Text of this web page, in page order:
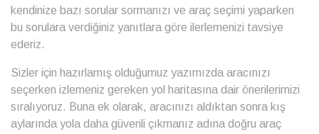
kendinize bazı sorular sormanızı ve araç seçimi yaparken
bu sorulara verdiğiniz yanıtlara göre ilerlemenizi tavsiye
ederiz.
Sizler için hazırlamış olduğumuz yazımızda aracınızı
seçerken izlemeniz gereken yol haritasına dair önerilerimizi
sıralıyoruz. Buna ek olarak, aracınızı aldıktan sonra kış
aylarında yola daha güvenli çıkmanız adına doğru araç